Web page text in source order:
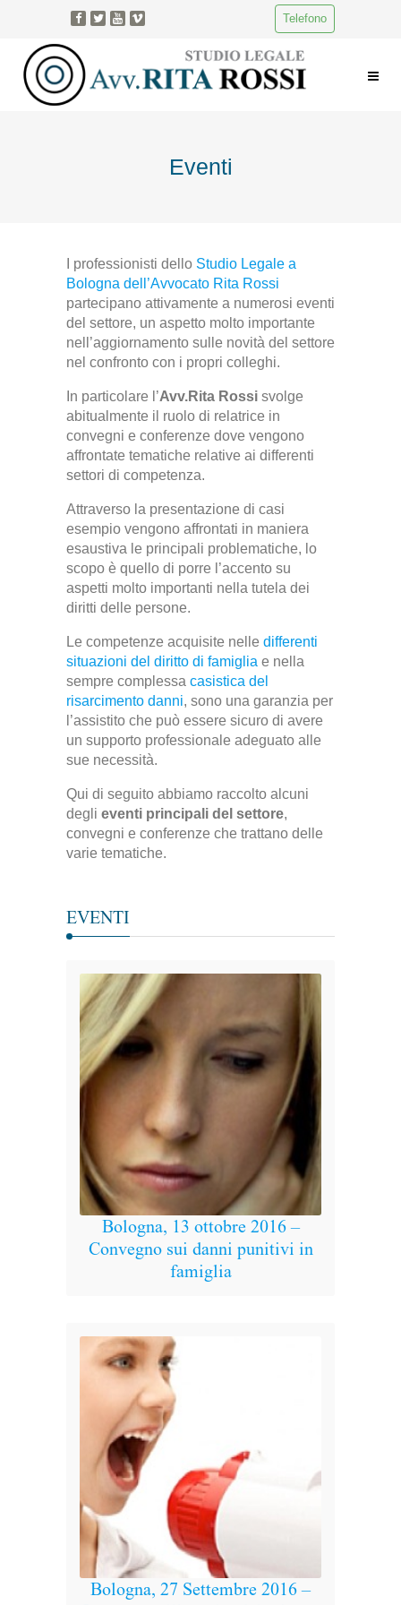
Telefono
Eventi
I professionisti dello Studio Legale a
Bologna dell’Avvocato Rita Rossi
partecipano attivamente a numerosi eventi
del settore, un aspetto molto importante
nell’aggiornamento sulle novità del settore
nel confronto con i propri colleghi.
In particolare l’Avv.Rita Rossi svolge
abitualmente il ruolo di relatrice in
convegni e conferenze dove vengono
affrontate tematiche relative ai differenti
settori di competenza.
Attraverso la presentazione di casi
esempio vengono affrontati in maniera
esaustiva le principali problematiche, lo
scopo è quello di porre l’accento su
aspetti molto importanti nella tutela dei
diritti delle persone.
Le competenze acquisite nelle differenti
situazioni del diritto di famiglia e nella
sempre complessa casistica del
risarcimento danni, sono una garanzia per
l’assistito che può essere sicuro di avere
un supporto professionale adeguato alle
sue necessità.
Qui di seguito abbiamo raccolto alcuni
degli eventi principali del settore,
convegni e conferenze che trattano delle
varie tematiche.
EVENTI
Bologna, 13 ottobre 2016 –
Convegno sui danni punitivi in
famiglia
Bologna, 27 Settembre 2016 –